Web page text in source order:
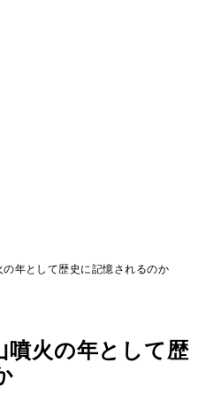
の年として歴史に記憶されるのか
噴火の年として歴